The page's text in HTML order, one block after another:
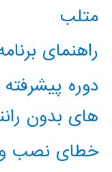
متلب
راهنمای
دوره
های بدون
خطای نصب